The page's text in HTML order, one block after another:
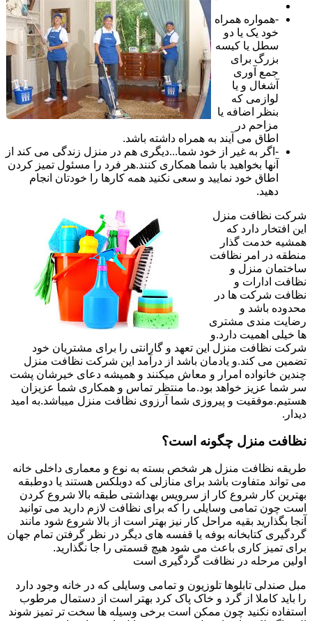
-همواره همراه
خود یک یا دو
سطل یا کیسه
بزرگ برای
جمع آوری
آشغال و یا
لوازمی که
بنظر اضافه یا
مزاحم در
اطاق می آیند به همراه داشته باشد.
-اگر به غیر از خود شما...دیگری هم در منزل زندگی می کند از
آنها بخواهید با شما همکاری کنند.هر فرد را مسئول تمیز کردن
اطاق خود نمایید و سعی نکنید همه کارها را خودتان انجام
دهید.
شرکت نظافت منزل
این افتخار دارد که
همشیه خدمت گذار
منطقه در امر نظافت
ساختمان منزل و
نظافت ادارات و
نظافت شرکت ها در
محدوده باشد و
رضایت مندی مشتری
ها خیلی اهمیت دارد.و
شرکت نظافت منزل این تعهد و گارانتی را برای مشتریان خود
تضمین می کند.و یادمان باشد از درآمد این شرکت نظافت منزل
چندین خانواده امرار و معاش میکنند و همیشه دعای خیرشان پشت
سر شما عزیز خواهد بود.ما منتظر تماس و همکاری شما عزیزان
هستیم.موفقیت و پیروزی شما آرزوی نظافت منزل میباشد.به امید
دیدار.
نظافت منزل چگونه است؟
طریقه نظافت منزل هر شخص بسته به نوع و معماری داخلی خانه
می تواند متفاوت باشد برای منازلی که دوبلکس هستند یا دوطبقه
بهترین کار شروع کار از سرویس بهداشتی طبقه بالا شروع کردن
است چون تمامی وسایلی را که برای نظافت لازم دارید می توانید
آنجا بگذارید بقیه مراحل کار نیز بهتر است از بالا شروع شود مانند
گردگیری کتابخانه بوفه یا قفسه های دیگر در نظر گرفتن تمام جهان
برای تمیز کاری باعث می شود هیچ قسمتی را جا نگذارید.
اولین مرحله در نظافت گردگیری است
مبل صندلی تابلوها تلوزیون و تمامی وسایلی که در خانه وجود دارد
را باید کاملا از گرد و خاک پاک کرد بهتر است از دستمال مرطوب
استفاده نکنید چون ممکن است برخی وسیله ها سخت تر تمیز شوند